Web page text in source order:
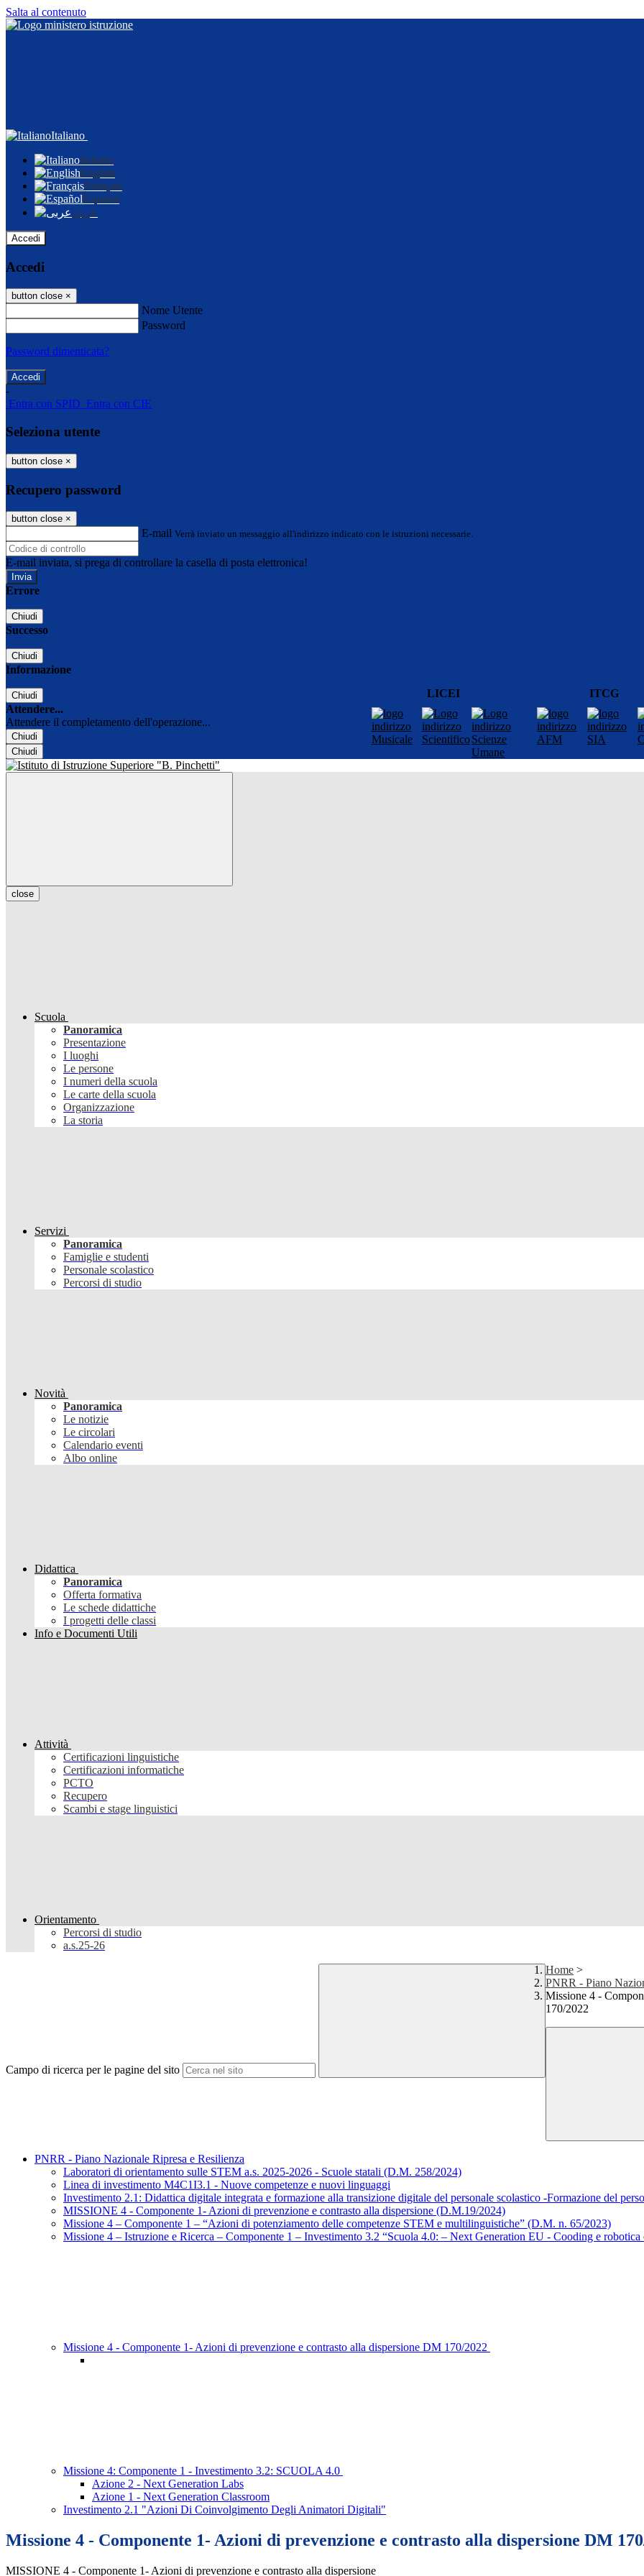
Salta al contenuto
Italiano
Italiano
English
Français
Español
عربى
Accedi
Accedi
button close ×
Nome Utente
Password
Password dimenticata?
-
Entra con SPID Entra con CIE
Seleziona utente
button close ×
Recupero password
button close ×
E-mail Verrà inviato un messaggio all'indirizzo indicato con le istruzioni necessarie.
E-mail inviata, si prega di controllare la casella di posta elettronica!
Errore
Chiudi
Successo
Chiudi
Informazione
Chiudi
Attendere...
Attendere il completamento dell'operazione...
Chiudi
Chiudi
LICEI ITCG
close
Scuola
Panoramica
Presentazione
I luoghi
Le persone
I numeri della scuola
Le carte della scuola
Organizzazione
La storia
Servizi
Panoramica
Famiglie e studenti
Personale scolastico
Percorsi di studio
Novità
Panoramica
Le notizie
Le circolari
Calendario eventi
Albo online
Didattica
Panoramica
Offerta formativa
Le schede didattiche
I progetti delle classi
Info e Documenti Utili
Attività
Certificazioni linguistiche
Certificazioni informatiche
PCTO
Recupero
Scambi e stage linguistici
Orientamento
Percorsi di studio
a.s.25-26
Campo di ricerca per le pagine del sito
Home >
PNRR - Piano
Missione 4 -
170/2022
PNRR - Piano Nazionale Ripresa e Resilienza
Laboratori di orientamento sulle STEM a.s. 2025-2026 - Scuole statali (D.M. 258/2024)
Linea di investimento M4C1I3.1 - Nuove competenze e nuovi linguaggi
Investimento 2.1: Didattica digitale integrata e formazione alla transizione digitale del personale scolastico -Formazione del
MISSIONE 4 - Componente 1- Azioni di prevenzione e contrasto alla dispersione (D.M.19/2024)
Missione 4 – Componente 1 – “Azioni di potenziamento delle competenze STEM e multilinguistiche” (D.M. n. 65/2023)
Missione 4 – Istruzione e Ricerca – Componente 1 – Investimento 3.2 “Scuola 4.0: – Next Generation EU - Cooding e robotica
Missione 4 - Componente 1- Azioni di prevenzione e contrasto alla dispersione DM 170/2022
Missione 4: Componente 1 - Investimento 3.2: SCUOLA 4.0
Azione 2 - Next Generation Labs
Azione 1 - Next Generation Classroom
Investimento 2.1 "Azioni Di Coinvolgimento Degli Animatori Digitali"
Missione 4 - Componente 1- Azioni di prevenzione e contrasto alla dispersione DM
MISSIONE 4 - Componente 1- Azioni di prevenzione e contrasto alla dispersione